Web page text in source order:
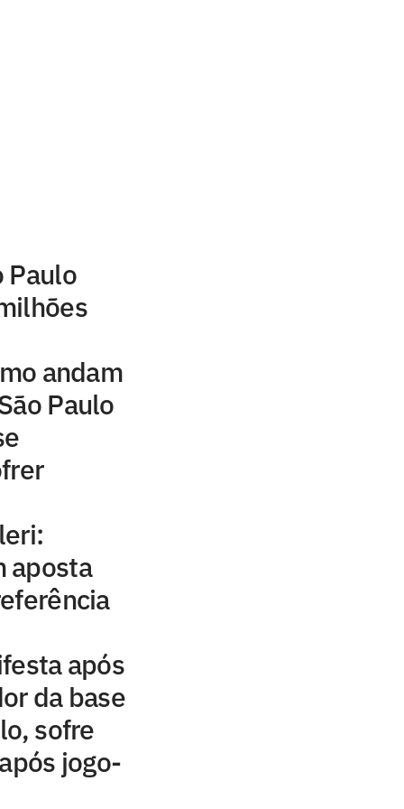
Paulo
andam
Paulo
aposta
após
da base
sofre
jogo-